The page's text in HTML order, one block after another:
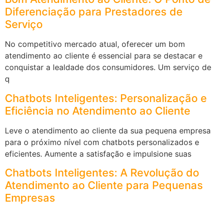
Diferenciação para Prestadores de
Serviço
No competitivo mercado atual, oferecer um bom
atendimento ao cliente é essencial para se destacar e
conquistar a lealdade dos consumidores. Um serviço de
q
Chatbots Inteligentes: Personalização e
Eficiência no Atendimento ao Cliente
Leve o atendimento ao cliente da sua pequena empresa
para o próximo nível com chatbots personalizados e
eficientes. Aumente a satisfação e impulsione suas
Chatbots Inteligentes: A Revolução do
Atendimento ao Cliente para Pequenas
Empresas